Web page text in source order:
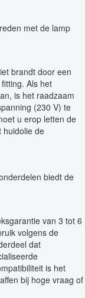
met de lamp
brandt door een
Als het
is het raadzaam
(230 V) te
u erop letten de
huidolie de
biedt de
van 3 tot 6
volgens de
dat
is het
bij hoge vraag of